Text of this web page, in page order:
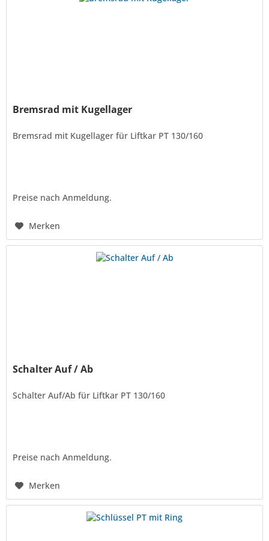
Bremsrad mit Kugellager
Bremsrad mit Kugellager für Liftkar PT 130/160
Preise nach Anmeldung.
Merken
Schalter Auf / Ab
Schalter Auf/Ab für Liftkar PT 130/160
Preise nach Anmeldung.
Merken